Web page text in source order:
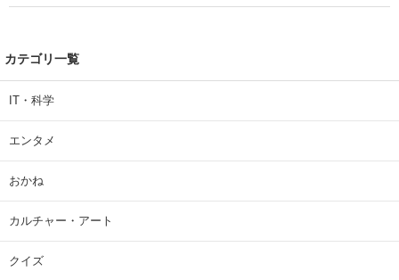
カテゴリ一覧
IT・科学
エンタメ
おかね
カルチャー・アート
クイズ